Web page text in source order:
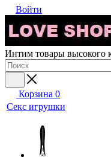
Войти
Интим товары высокого
Корзина 0
Секс игрушки